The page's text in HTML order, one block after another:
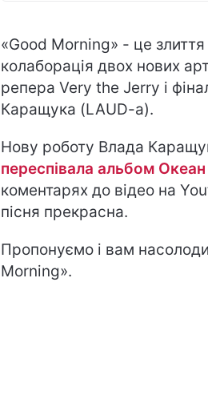
«Good Morning» - це злиття
колаборація двох нових
репера Very the Jerry і
Каращука (LAUD-a).
Нову роботу Влада
переспівала альбом
коментарях до відео на
пісня прекрасна.
Пропонуємо і вам
Morning».